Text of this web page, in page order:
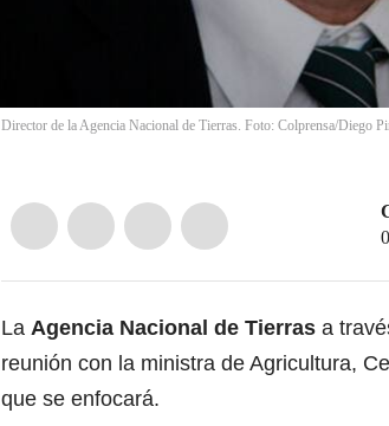
Director de la Agencia Nacional de Tierras. Foto: Colprensa/Diego
La Agencia Nacional de Tierras a
reunión con la ministra de Agricultura,
que se enfocará.